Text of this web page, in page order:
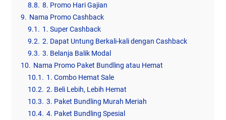
8.8. 8. Promo Hari Gajian
9. Nama Promo Cashback
9.1. 1. Super Cashback
9.2. 2. Dapat Untung Berkali-kali dengan Cashback
9.3. 3. Belanja Balik Modal
10. Nama Promo Paket Bundling atau Hemat
10.1. 1. Combo Hemat Sale
10.2. 2. Beli Lebih, Lebih Hemat
10.3. 3. Paket Bundling Murah Meriah
10.4. 4. Paket Bundling Spesial